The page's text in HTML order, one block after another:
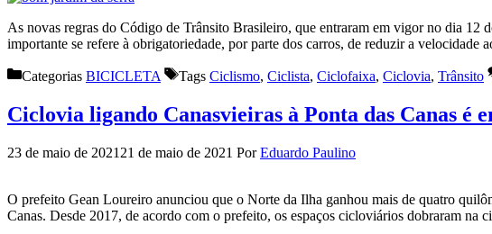
As novas regras do Código de Trânsito Brasileiro, que entraram em vigor no dia 12
importante se refere à obrigatoriedade, por parte dos carros, de reduzir a
Categorias BICICLETA Tags Ciclismo, Ciclista, Ciclofaixa, Ciclovia, Trânsito
Ciclovia ligando Canasvieiras à Ponta das Canas é
23 de maio de 2021 21 de maio de 2021 PorEduardo Paulino
O prefeito Gean Loureiro anunciou que o Norte da Ilha ganhou mais de quatro
Canas. Desde 2017, de acordo com o prefeito, os espaços cicloviários dobraram na